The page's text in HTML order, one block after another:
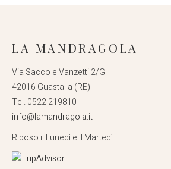
LA MANDRAGOLA
Via Sacco e Vanzetti 2/G
42016 Guastalla (RE)
Tel. 0522 219810
info@lamandragola.it
Riposo il Lunedì e il Martedì.